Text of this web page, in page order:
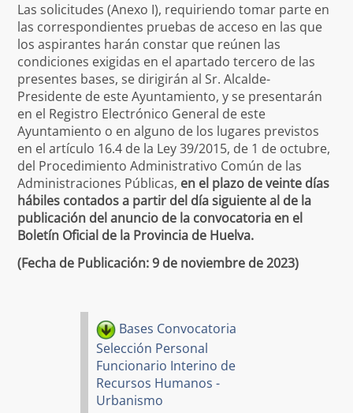
Las solicitudes (Anexo I), requiriendo tomar parte en
las correspondientes pruebas de acceso en las que
los aspirantes harán constar que reúnen las
condiciones exigidas en el apartado tercero de las
presentes bases, se dirigirán al Sr. Alcalde-
Presidente de este Ayuntamiento, y se presentarán
en el Registro Electrónico General de este
Ayuntamiento o en alguno de los lugares previstos
en el artículo 16.4 de la Ley 39/2015, de 1 de octubre,
del Procedimiento Administrativo Común de las
Administraciones Públicas, en el plazo de veinte días
hábiles contados a partir del día siguiente al de la
publicación del anuncio de la convocatoria en el
Boletín Oficial de la Provincia de Huelva.
(Fecha de Publicación: 9 de noviembre de 2023)
Bases Convocatoria
Selección Personal
Funcionario Interino de
Recursos Humanos -
Urbanismo